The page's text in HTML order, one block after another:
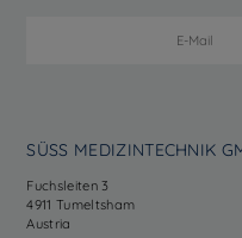
SÜSS MEDIZINTECHNIK
Fuchsleiten 3
4911 Tumeltsham
Austria